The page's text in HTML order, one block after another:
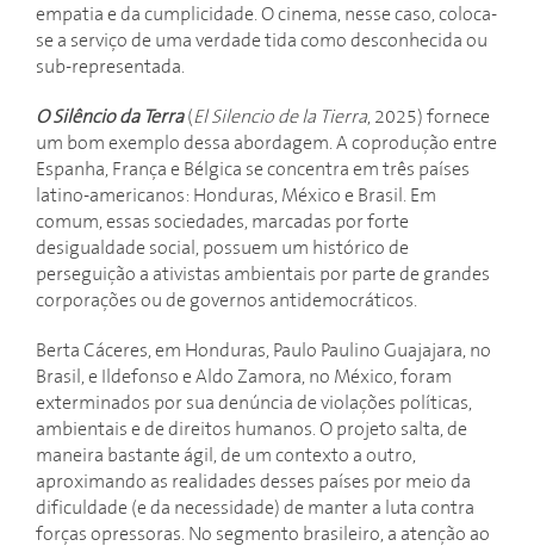
empatia e da cumplicidade. O cinema, nesse caso, coloca-
se a serviço de uma verdade tida como desconhecida ou
sub-representada.
O Silêncio da Terra (El Silencio de la Tierra, 2025) fornece
um bom exemplo dessa abordagem. A coprodução entre
Espanha, França e Bélgica se concentra em três países
latino-americanos: Honduras, México e Brasil. Em
comum, essas sociedades, marcadas por forte
desigualdade social, possuem um histórico de
perseguição a ativistas ambientais por parte de grandes
corporações ou de governos antidemocráticos.
Berta Cáceres, em Honduras, Paulo Paulino Guajajara, no
Brasil, e Ildefonso e Aldo Zamora, no México, foram
exterminados por sua denúncia de violações políticas,
ambientais e de direitos humanos. O projeto salta, de
maneira bastante ágil, de um contexto a outro,
aproximando as realidades desses países por meio da
dificuldade (e da necessidade) de manter a luta contra
forças opressoras. No segmento brasileiro, a atenção ao